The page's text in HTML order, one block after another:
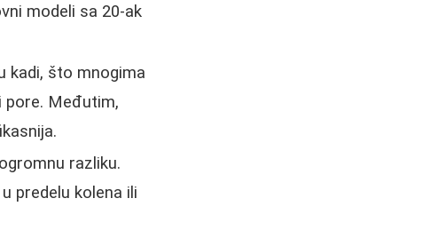
modeli sa 20-ak
kadi, što mnogima
pore. Međutim,
razliku.
predelu kolena ili